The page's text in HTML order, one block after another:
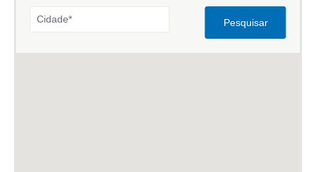
Pesquisar